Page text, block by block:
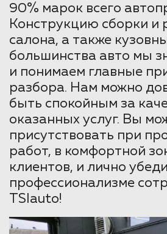
90% марок всего
Конструкцию сборки и
салона, а также
большинства авто мы
и понимаем главные
разбора. Нам можно
быть спокойным за
оказанных услуг. Вы
присутствовать при
работ, в комфортной
клиентов, и лично
профессионализме
TSIauto!